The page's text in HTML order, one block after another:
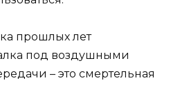
прошлых лет
под воздушными
– это смертельная